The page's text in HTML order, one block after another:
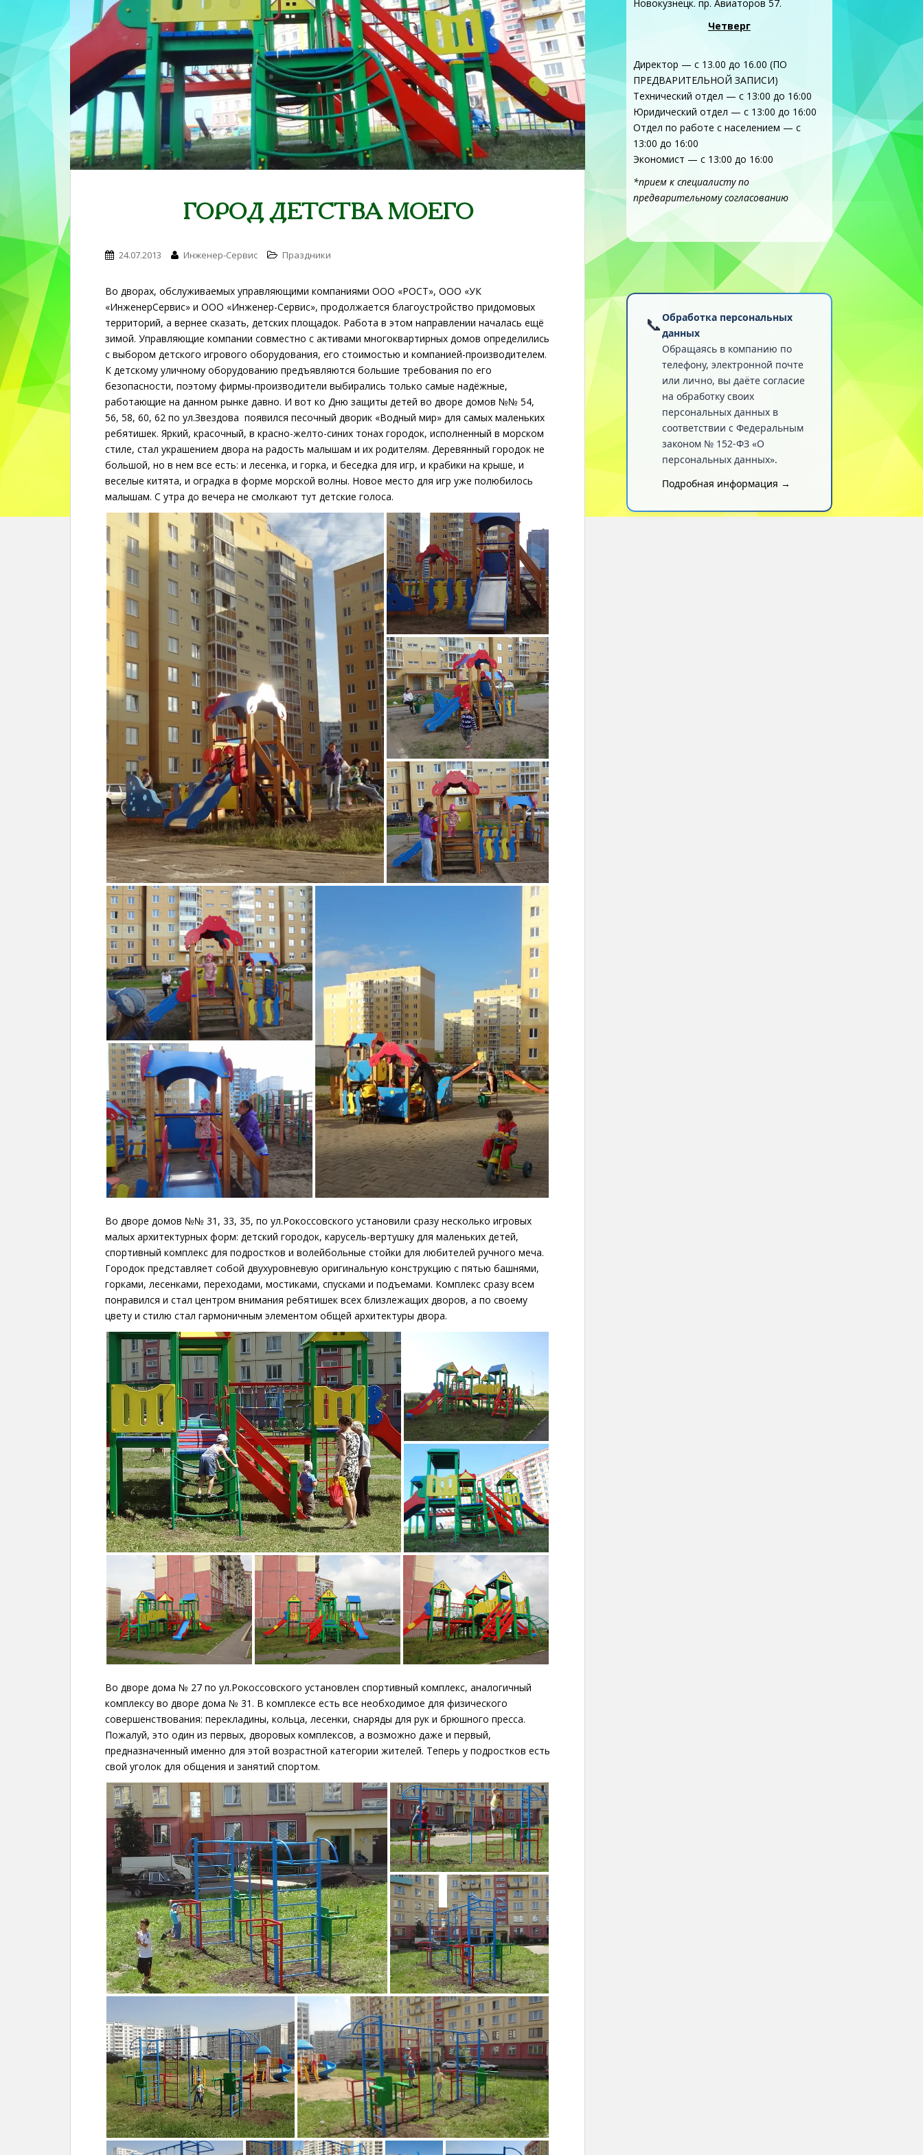
n
ГОРОД ДЕТСТВА МОЕГО
24.07.2013 Инженер-Сервис Праздники
Во дворах, обслуживаемых управляющими компаниями ООО «РОСТ», ООО «УК
«ИнженерСервис» и ООО «Инженер-Сервис», продолжается благоустройство придомовых
территорий, а вернее сказать, детских площадок. Работа в этом направлении началась ещё
зимой. Управляющие компании совместно с активами многоквартирных домов определились
с выбором детского игрового оборудования, его стоимостью и компанией-производителем.
К детскому уличному оборудованию предъявляются большие требования по его
безопасности, поэтому фирмы-производители выбирались только самые надёжные,
работающие на данном рынке давно. И вот ко Дню защиты детей во дворе домов №№ 54,
56, 58, 60, 62 по ул.Звездова появился песочный дворик «Водный мир» для самых маленьких
ребятишек. Яркий, красочный, в красно-желто-синих тонах городок, исполненный в морском
стиле, стал украшением двора на радость малышам и их родителям. Деревянный городок не
большой, но в нем все есть: и лесенка, и горка, и беседка для игр, и крабики на крыше, и
веселые китята, и оградка в форме морской волны. Новое место для игр уже полюбилось
малышам. С утра до вечера не смолкают тут детские голоса.
Во дворе домов №№ 31, 33, 35, по ул.Рокоссовского установили сразу несколько игровых
малых архитектурных форм: детский городок, карусель-вертушку для маленьких детей,
спортивный комплекс для подростков и волейбольные стойки для любителей ручного меча.
Городок представляет собой двухуровневую оригинальную конструкцию с пятью башнями,
горками, лесенками, переходами, мостиками, спусками и подъемами. Комплекс сразу всем
понравился и стал центром внимания ребятишек всех близлежащих дворов, а по своему
цвету и стилю стал гармоничным элементом общей архитектуры двора.
Во дворе дома № 27 по ул.Рокоссовского установлен спортивный комплекс, аналогичный
комплексу во дворе дома № 31. В комплексе есть все необходимое для физического
совершенствования: перекладины, кольца, лесенки, снаряды для рук и брюшного пресса.
Пожалуй, это один из первых, дворовых комплексов, а возможно даже и первый,
предназначенный именно для этой возрастной категории жителей. Теперь у подростков есть
свой уголок для общения и занятий спортом.
Новокузнецк. пр. Авиаторов 57.
Четверг
Директор — с 13.00 до 16.00 (ПО
ПРЕДВАРИТЕЛЬНОЙ ЗАПИСИ)
Технический отдел — с 13:00 до 16:00
Юридический отдел — с 13:00 до 16:00
Отдел по работе с населением — с
13:00 до 16:00
Экономист — с 13:00 до 16:00
*прием к специалисту по
предварительному согласованию
📞Обработка персональных
данных
Обращаясь в компанию по
телефону, электронной почте
или лично, вы даёте согласие
на обработку своих
персональных данных в
соответствии с Федеральным
законом № 152-ФЗ «О
персональных данных».
Подробная информация →